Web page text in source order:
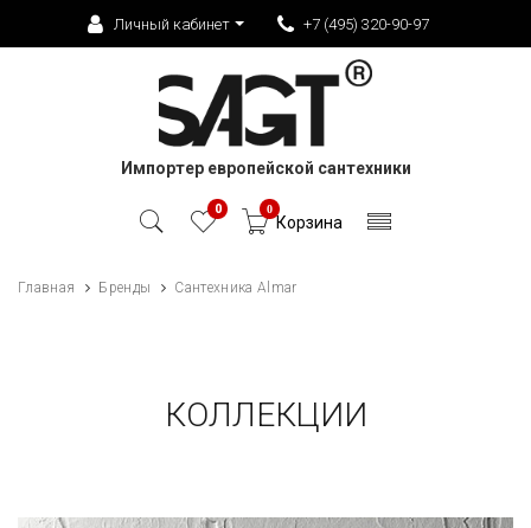
Личный кабинет +7 (495) 320-90-97
Импортер европейской сантехники
0 0
Корзина
Главная Бренды Сантехника Almar
КОЛЛЕКЦИИ